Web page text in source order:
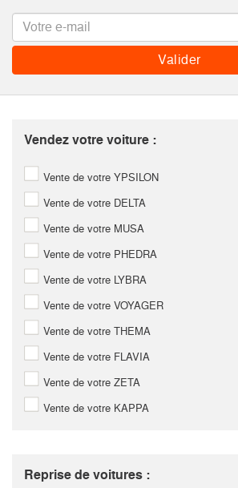
Vendez votre voiture :
Vente de votre YPSILON
Vente de votre DELTA
Vente de votre MUSA
Vente de votre PHEDRA
Vente de votre LYBRA
Vente de votre VOYAGER
Vente de votre THEMA
Vente de votre FLAVIA
Vente de votre ZETA
Vente de votre KAPPA
Reprise de voitures :